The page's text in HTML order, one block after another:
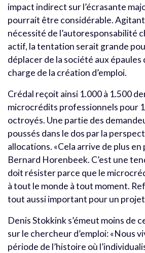
impact indirect sur l’écrasante
pourrait être considérable. Agitant
nécessité de l’autoresponsabilité
actif, la tentation serait grande
déplacer de la société aux épaules
charge de la création d’emploi.
Crédal reçoit ainsi 1.000 à 1.500
microcrédits professionnels pour
octroyés. Une partie des
poussés dans le dos par la
allocations. «Cela arrive de plus
Bernard Horenbeek. C’est une
doit résister parce que le
à tout le monde à tout moment.
tout aussi important pour un projet
Denis Stokkink s’émeut moins de
sur le chercheur d’emploi: «Nous
période de l’histoire où